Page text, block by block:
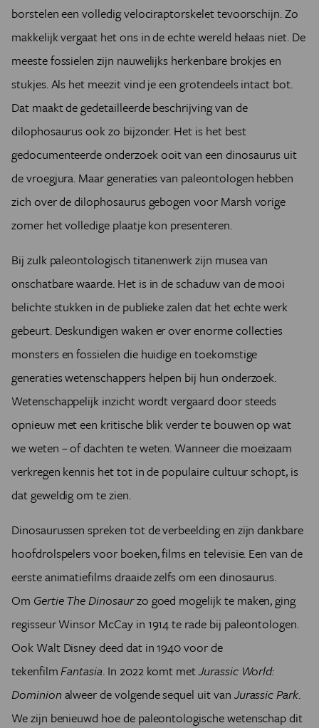
borstelen een volledig velociraptorskelet tevoorschijn. Zo
makkelijk vergaat het ons in de echte wereld helaas niet. De
meeste fossielen zijn nauwelijks herkenbare brokjes en
stukjes. Als het meezit vind je een grotendeels intact bot.
Dat maakt de gedetailleerde beschrijving van de
dilophosaurus ook zo bijzonder. Het is het best
gedocumenteerde onderzoek ooit van een dinosaurus uit
de vroegjura. Maar generaties van paleontologen hebben
zich over de dilophosaurus gebogen voor Marsh vorige
zomer het volledige plaatje kon presenteren.
Bij zulk paleontologisch titanenwerk zijn musea van
onschatbare waarde. Het is in de schaduw van de mooi
belichte stukken in de publieke zalen dat het echte werk
gebeurt. Deskundigen waken er over enorme collecties
monsters en fossielen die huidige en toekomstige
generaties wetenschappers helpen bij hun onderzoek.
Wetenschappelijk inzicht wordt vergaard door steeds
opnieuw met een kritische blik verder te bouwen op wat
we weten – of dachten te weten. Wanneer die moeizaam
verkregen kennis het tot in de populaire cultuur schopt, is
dat geweldig om te zien.
Dinosaurussen spreken tot de verbeelding en zijn dankbare
hoofdrolspelers voor boeken, films en televisie. Een van de
eerste animatiefilms draaide zelfs om een dinosaurus.
Om Gertie The Dinosaurzo goed mogelijk te maken, ging
regisseur Winsor McCay in 1914 te rade bij paleontologen.
Ook Walt Disney deed dat in 1940 voor de
tekenfilmFantasia. In 2022 komt metJurassic World:
Dominionalweer de volgende sequel uit vanJurassic Park.
We zijn benieuwd hoe de paleontologische wetenschap dit